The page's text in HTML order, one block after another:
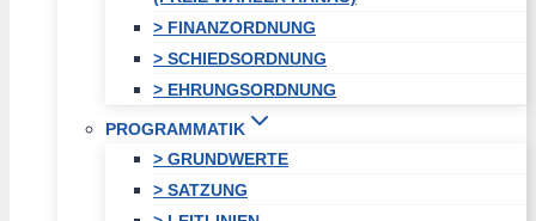
> FINANZORDNUNG
> SCHIEDSORDNUNG
> EHRUNGSORDNUNG
PROGRAMMATIK
> GRUNDWERTE
> SATZUNG